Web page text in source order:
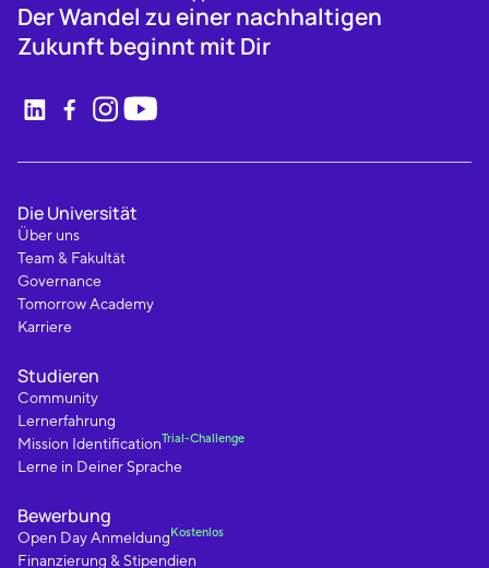
Der Wandel zu einer nachhaltigen
Zukunft beginnt mit Dir
Die Universität
Über uns
Team & Fakultät
Governance
Tomorrow Academy
Karriere
Studieren
Community
Lernerfahrung
Mission IdentificationTrial-Challenge
Lerne in Deiner Sprache
Bewerbung
Open Day AnmeldungKostenlos
Finanzierung & Stipendien